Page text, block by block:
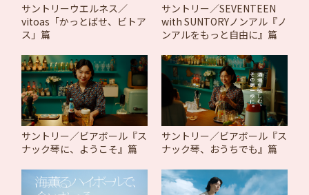
サントリーウエルネス／
vitoas「かっとばせ、ビトア
ス」篇
サントリー／SEVENTEEN
with SUNTORYノンアル『ノ
ンアルをもっと自由に』篇
サントリー／ビアボール『ス
ナック琴に、ようこそ』篇
サントリー／ビアボール『ス
ナック琴、おうちでも』篇